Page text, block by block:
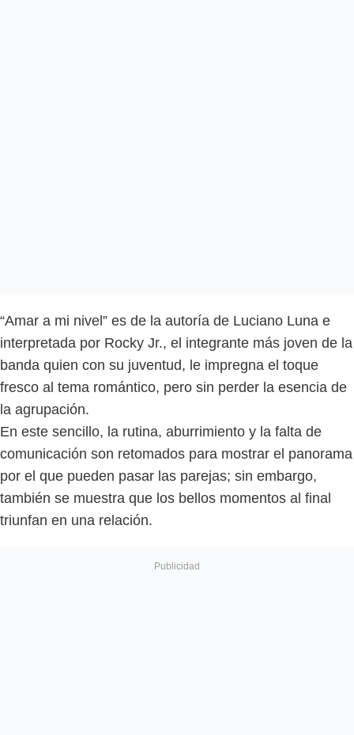
“Amar a mi nivel” es de la autoría de Luciano Luna e
interpretada por Rocky Jr., el integrante más joven de la
banda quien con su juventud, le impregna el toque
fresco al tema romántico, pero sin perder la esencia de
la agrupación.
En este sencillo, la rutina, aburrimiento y la falta de
comunicación son retomados para mostrar el panorama
por el que pueden pasar las parejas; sin embargo,
también se muestra que los bellos momentos al final
triunfan en una relación.